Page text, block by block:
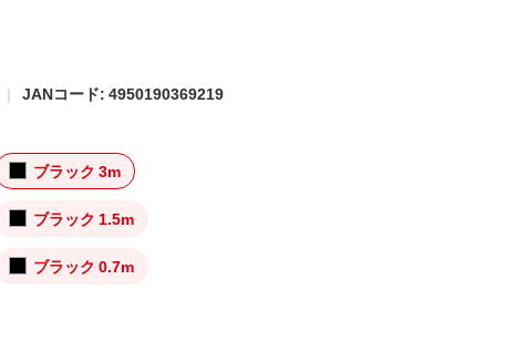
JANコード: 4950190369219
ブラック 3m
ブラック 1.5m
ブラック 0.7m